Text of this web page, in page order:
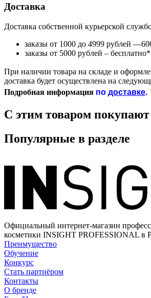
Доставка
Доставка собственной курьерской
заказы от 1000 до 4999 рублей
заказы от 5000 рублей – бесплатно*
При наличии товара на складе и
доставка будет осуществлена на
Подробная информация подоставке.
С этим товаром покупают
Популярные в разделе
Официальный интернет-магазин
косметики INSIGHT PROFESSIONAL в
Преимущество
Обучение
Конкурс
Стать партнёром
Контакты
О бренде